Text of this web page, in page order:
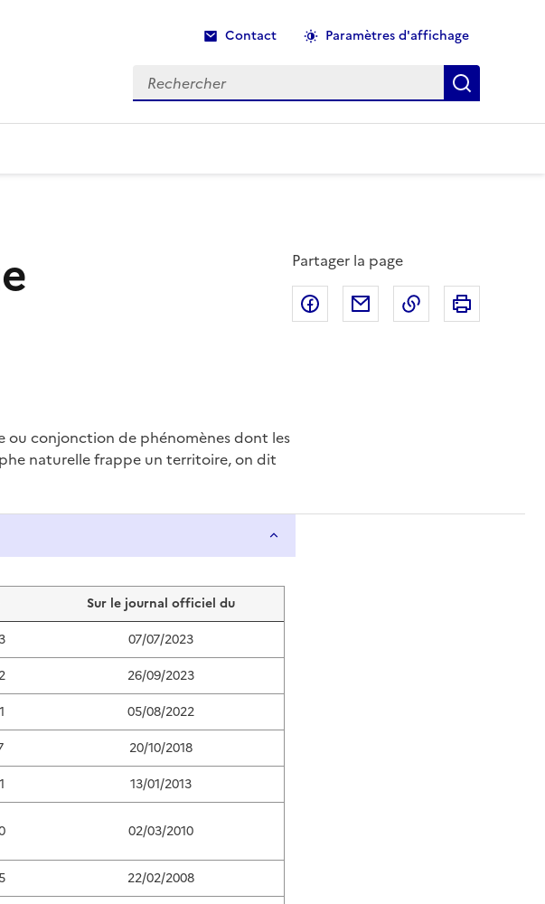
Contact Paramètres d'affichage
Rechercher Recherche
Partager la page
Partager sur Facebook
Partager par email
Copier dans le
ou conjonction de phénomènes dont les
naturelle frappe un territoire, on dit
Sur le journal officiel du
07/07/2023
26/09/2023
05/08/2022
20/10/2018
13/01/2013
02/03/2010
22/02/2008